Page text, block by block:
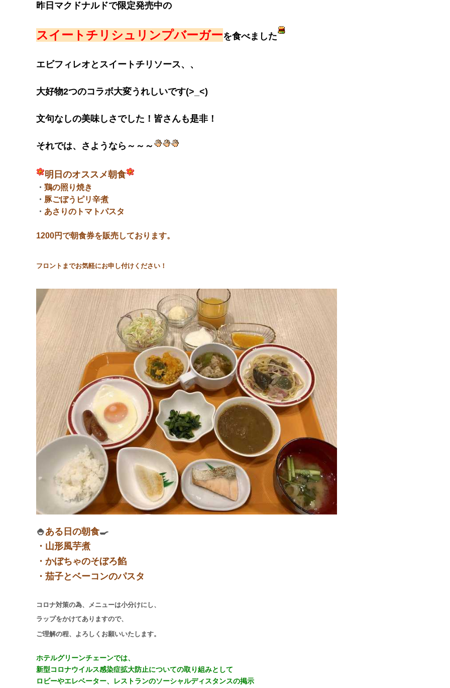
昨日マクドナルドで限定発売中の
​スイートチリシュリンプバーガー​​を食べました​
エビフィレオとスイートチリソース、、
大好物2つのコラボ大変うれしいです(>_<)
文句なしの美味しさでした！皆さんも是非！
それでは、さようなら～～～
​明日のオススメ​​​​​​​​​​​​​​​​​​​​​​​​​​​​​​​​​​​​​​​朝食
・ 鶏の照り焼き
・ 豚ごぼうピリ辛煮
・ あさりのトマトパスタ
1200円で朝食券を販売しております。
フロントまでお気軽にお申し付けください！
​🍚ある日の朝食🍳
・ 山形風芋煮
・ かぼちゃのそぼろ餡
・ 茄子とベーコンのパスタ
コロナ対策の為、メニューは小分けにし、
ラップをかけてありますので、
ご理解の程、よろしくお願いいたします。
ホテルグリーンチェーンでは、​​​​
新型コロナウイルス感染症拡大防止についての取り組みとして
ロビーやエレベーター、レストランのソーシャルディスタンスの掲示